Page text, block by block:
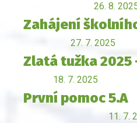
26. 8.
Zahájení
27. 7. 2025
Zlatá tužka 2025
18. 7. 2025
První pomoc 5.A
11. 7.